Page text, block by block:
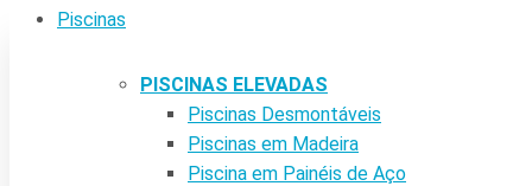
Piscinas
PISCINAS ELEVADAS
Piscinas Desmontáveis
Piscinas em Madeira
Piscina em Painéis de Aço